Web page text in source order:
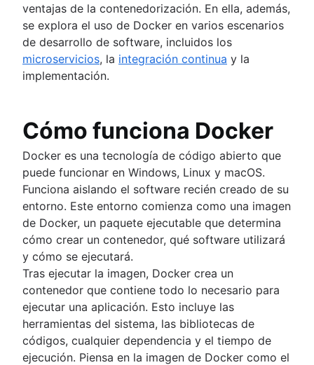
ventajas de la contenedorización. En ella, además,
se explora el uso de Docker en varios escenarios
de desarrollo de software, incluidos los
microservicios, la integración continua y la
implementación.
Cómo funciona Docker
Docker es una tecnología de código abierto que
puede funcionar en Windows, Linux y macOS.
Funciona aislando el software recién creado de su
entorno. Este entorno comienza como una imagen
de Docker, un paquete ejecutable que determina
cómo crear un contenedor, qué software utilizará
y cómo se ejecutará.
Tras ejecutar la imagen, Docker crea un
contenedor que contiene todo lo necesario para
ejecutar una aplicación. Esto incluye las
herramientas del sistema, las bibliotecas de
códigos, cualquier dependencia y el tiempo de
ejecución. Piensa en la imagen de Docker como el